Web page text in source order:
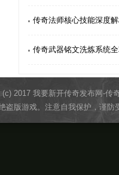
传奇法师核心技能深度
传奇武器铭文洗炼系统
(c) 2017 我要新开传奇发布网-
盗版游戏。注意自我保护，谨